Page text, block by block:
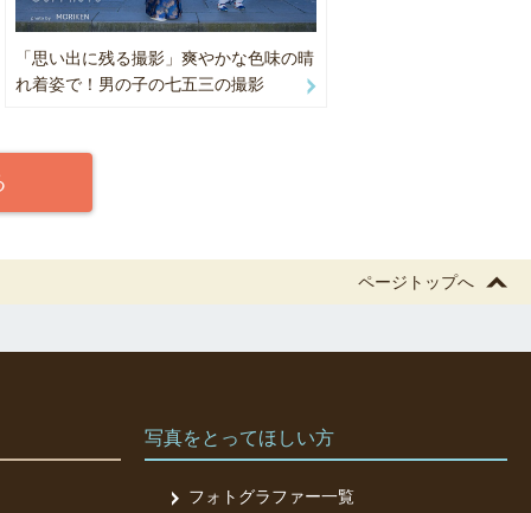
「思い出に残る撮影」爽やかな色味の晴
れ着姿で！男の子の七五三の撮影
ページトップへ
写真をとってほしい方
フォトグラファー一覧